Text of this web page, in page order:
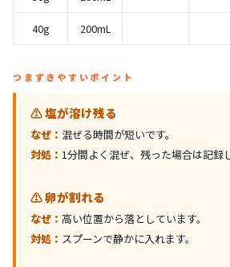
40g 200mL
つまずきやすいポイント
⚠️ 塩が溶け残る
なぜ： 混ぜる時間が短いです。
対処： 1分間よく混ぜ、残った場合は記録
⚠️ 卵が割れる
なぜ： 高い位置から落としています。
対処： スプーンで静かに入れます。